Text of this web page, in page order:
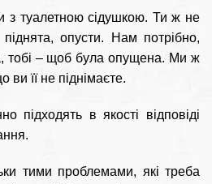
з туалетною сідушкою. Ти ж не
опусти. Нам потрібно,
тобі – щоб була опущена. Ми ж
її не піднімаєте.
підходять в якості відповіді
тими проблемами, які треба